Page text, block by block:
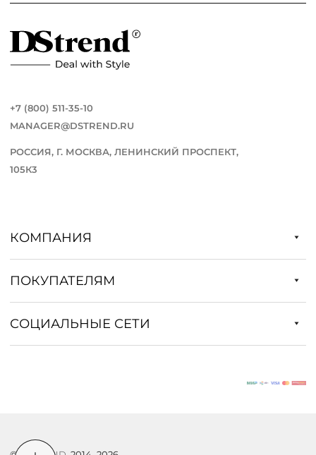
+7 (800) 511-35-10
MANAGER@DSTREND.RU
РОССИЯ, Г. МОСКВА, ЛЕНИНСКИЙ ПРОСПЕКТ,
105К3
КОМПАНИЯ
ПОКУПАТЕЛЯМ
СОЦИАЛЬНЫЕ СЕТИ